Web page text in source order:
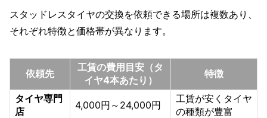
スタッドレスタイヤの交換を依頼できる場所は複数あり、
それぞれ特徴と価格帯が異なります。
依頼先
工賃の費用目安（タ
イヤ4本あたり）
特徴
タイヤ専門
店
4,000円～24,000円
工賃が安くタイヤ
の種類が豊富